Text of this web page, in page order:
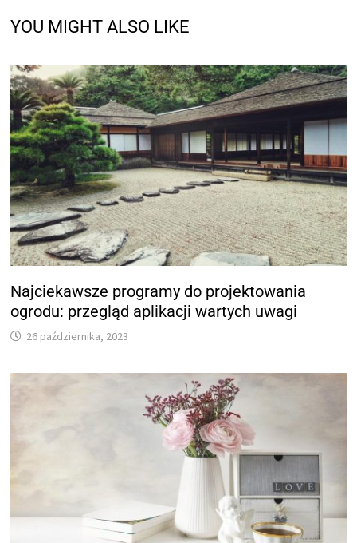
YOU MIGHT ALSO LIKE
Najciekawsze programy do projektowania
ogrodu: przegląd aplikacji wartych uwagi
26 października, 2023